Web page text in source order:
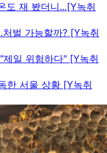
도 재 봤더니...[Y녹취
벌 가능할까? [Y녹취
일 위험하다" [Y녹취
한 서울 상황 [Y녹취